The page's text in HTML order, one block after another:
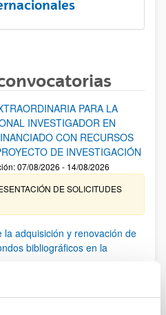
PARA LA
INVESTIGADOR EN
CON RECURSOS
DE INVESTIGACIÓN
07/08/2026 - 14/08/2026
DE SOLICITUDES
adquisición y renovación de
bibliográficos en la
del listado provisional de